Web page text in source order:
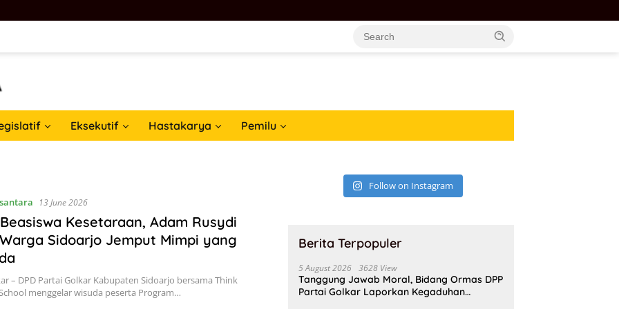
Eksekutif Hastakarya Pemilu
13 June 2026
Kesetaraan, Adam Rusydi
Sidoarjo Jemput Mimpi yang
– DPD Partai Golkar Kabupaten Sidoarjo bersama Think
menggelar wisuda peserta Program…
Follow on Instagram
Berita Terpopuler
5 August 2026 3628 View
Tanggung Jawab Moral, Bidang Ormas DPP
Partai Golkar Laporkan Kegaduhan